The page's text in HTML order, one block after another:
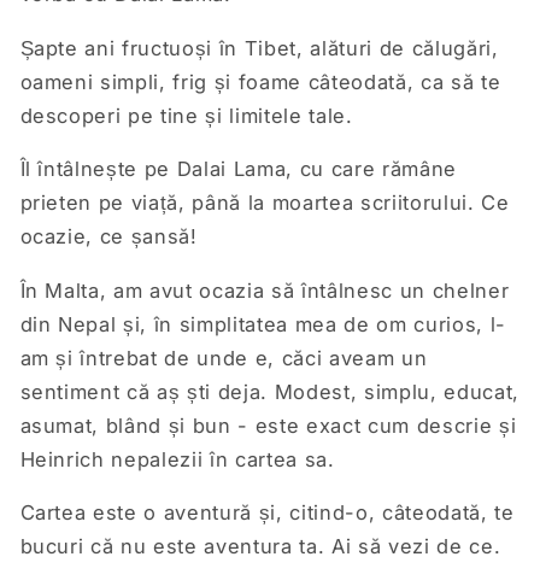
Șapte ani fructuoși în Tibet, alături de călugări,
oameni simpli, frig și foame câteodată, ca să te
descoperi pe tine și limitele tale.
Îl întâlnește pe Dalai Lama, cu care rămâne
prieten pe viață, până la moartea scriitorului. Ce
ocazie, ce șansă!
În Malta, am avut ocazia să întâlnesc un chelner
din Nepal și, în simplitatea mea de om curios, l-
am și întrebat de unde e, căci aveam un
sentiment că aș ști deja. Modest, simplu, educat,
asumat, blând și bun - este exact cum descrie și
Heinrich nepalezii în cartea sa.
Cartea este o aventură și, citind-o, câteodată, te
bucuri că nu este aventura ta. Ai să vezi de ce.